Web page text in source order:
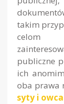
takim
celom
publiczne
ich
oba prawa
syty i owca